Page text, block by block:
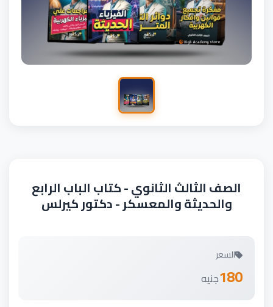
الصف الثالث الثانوي - كتاب الباب الرابع
والحديثة والمعسكر - دكتور كيرلس
السعر
180جنيه